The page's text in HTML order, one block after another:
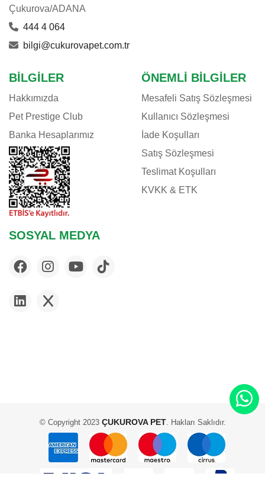
Çukurova/ADANA
444 4 064
bilgi@cukurovapet.com.tr
BILGILER
Hakkımızda
Pet Prestige Club
Banka Hesaplarımız
ÖNEMLI BILGILER
Mesafeli Satış Sözleşmesi
Kullanıcı Sözleşmesi
İade Koşulları
Satış Sözleşmesi
Teslimat Koşulları
KVKK & ETK
SOSYAL MEDYA
© Copyright 2023ÇUKUROVA PET. Hakları Saklıdır.